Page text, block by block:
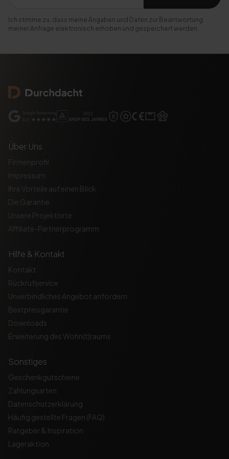
Ich stimme zu, dass meine Angaben und Daten zur Beantwortung
meiner Anfrage elektronisch erhoben und gespeichert werden.
Über Uns
Firmenprofil
Impressum
Ihre Vorteile auf einen Blick
Die Garantie
Unsere Projektorte
Affiliate-Partnerprogramm
Hilfe & Kontakt
Kontakt
Rückrufservice
Unverbindliches Angebot anfordern
Bestpreisgarantie
Downloads
Erweiterung des Wohn(t)raums
Sonstiges
Geschenkgutscheine
Zahlungsarten
Datenschutzerklärung
Häufig gestellte Fragen (FAQ)
Ratgeber & Inspiration
Lageraktion